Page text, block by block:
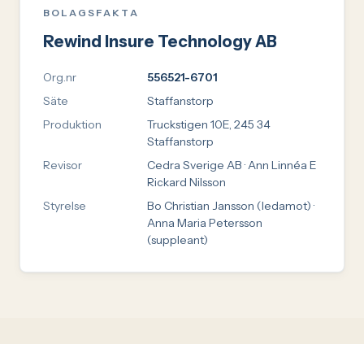
BOLAGSFAKTA
Rewind Insure Technology AB
Org.nr
556521-6701
Säte
Staffanstorp
Produktion
Truckstigen 10E, 245 34
Staffanstorp
Revisor
Cedra Sverige AB · Ann Linnéa E
Rickard Nilsson
Styrelse
Bo Christian Jansson (ledamot) ·
Anna Maria Petersson
(suppleant)